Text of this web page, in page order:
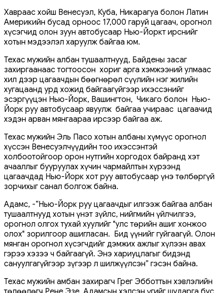
Хавраас хойш Венесуэл, Куба, Никарагуа болон Латин
Америкийн бусад орноос 17,000 гаруй цагаач, орогнол
хүсэгчид олон зуун автобусаар Нью-Йоркт ирснийг
хотын мэдээлэл харуулж байгаа юм.
Техас мужийн албан тушаалтнууд, Байдены засаг
захиргаанаас тогтоосон хориг арга хэмжээний улмаас
хил дээр цагаачдын бөөгнөрөл сүүлийн нэг жилийн
хугацаанд урд хожид байгаагүйгээр ихэссэнийг
эсэргүүцэн Нью-Йорк, Вашингтон, Чикаго болон Нью-
Йорк руу автобусаар явуулж байгаа учираас цагаачид
хэдэн арван мянгаараа ирсээр байгаа аж.
Техас мужийн Эль Пасо хотын албаны хүмүүс орогнол
хүссэн Венесуэлчүүдийн тоо ихэссэнтэй
холбоотойгоор орон нутгийн хоргодох байранд хэт
ачааллыг бууруулах хүчин чармайлтын хүрээнд
цагаачдад Нью-Йорк хот руу автобусаар үнэ төлбөргүй
зорчихыг санал болгож байна.
Адамс, -“Нью-Йорк руу цагаачдыг илгээж байгаа албан
тушаалтнууд хотын үнэт зүйлс, нийгмийн үйлчилгээ,
орогнол олгох тухай хуулийг "улс төрийн ашиг хонжоо
олох" зорилгоор ашигласан. Бид үүнийг гуйгаагүй. Олон
мянган орогнол хүсэгчдийг дэмжих ажлыг хүлээн авах
гэрээ хэзээ ч байгаагүй. Энэ хариуцлагыг бидэнд
сануулгагүйгээр зүгээр л шилжүүлсэн” гэсэн байна.
Техас мужийн амбан захирагч Грег Эбботтын хэвлэлийн